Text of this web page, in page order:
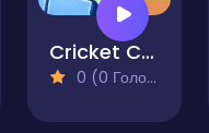
Cricket Craze
0 (0 Голосів)